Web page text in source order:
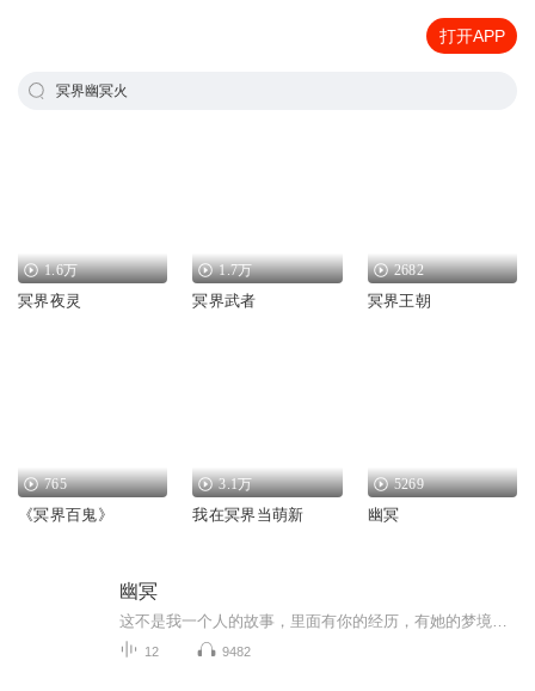
打开APP
冥界幽冥火
1.6万
冥界夜灵
1.7万
冥界武者
2682
冥界王朝
765
《冥界百鬼》
3.1万
我在冥界当萌新
5269
幽冥
幽冥
12 9482